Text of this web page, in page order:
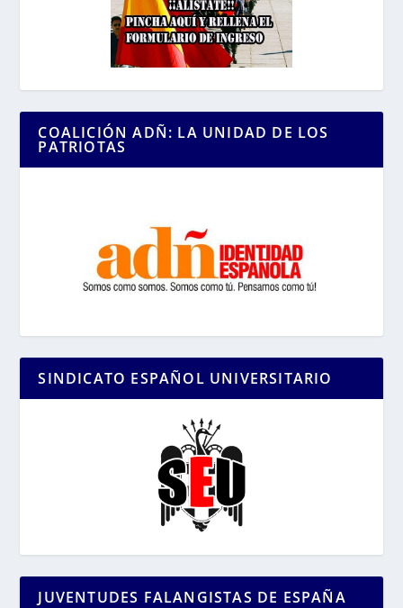
COALICIÓN ADÑ: LA UNIDAD DE LOS
PATRIOTAS
SINDICATO ESPAÑOL UNIVERSITARIO
JUVENTUDES FALANGISTAS DE ESPAÑA